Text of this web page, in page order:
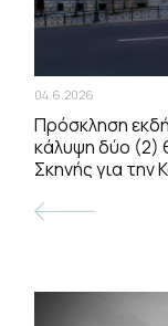
04.6.2026
Πρόσκληση
κάλυψη δύο (2)
Σκηνής για την